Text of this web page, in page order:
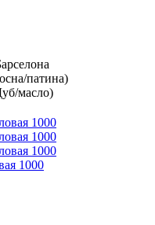
патина)
масло)
1000